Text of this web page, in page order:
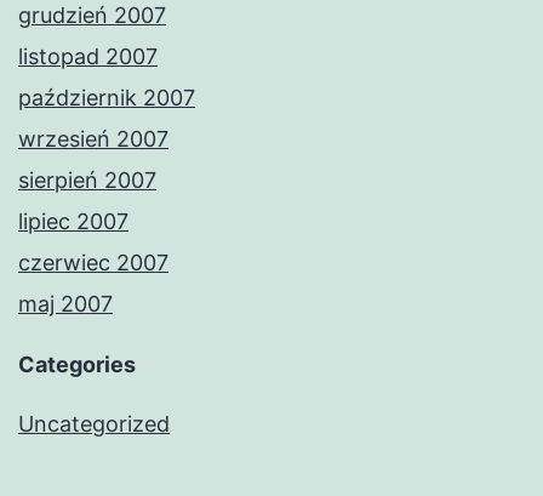
grudzień 2007
listopad 2007
październik 2007
wrzesień 2007
sierpień 2007
lipiec 2007
czerwiec 2007
maj 2007
Categories
Uncategorized